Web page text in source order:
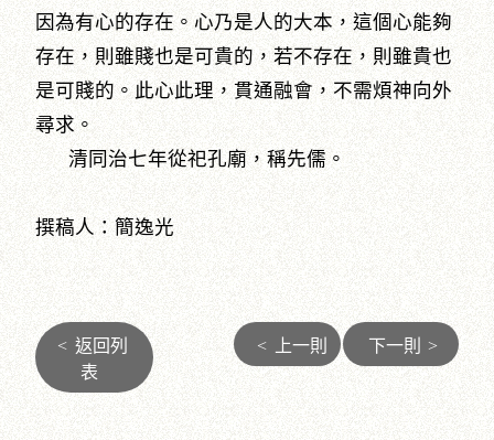
因為有心的存在。心乃是人的大本，這個心能夠
存在，則雖賤也是可貴的，若不存在，則雖貴也
是可賤的。此心此理，貫通融會，不需煩神向外
尋求。
清同治七年從祀孔廟，稱先儒。
撰稿人：簡逸光
< 返回列
表
< 上一則 下一則 >